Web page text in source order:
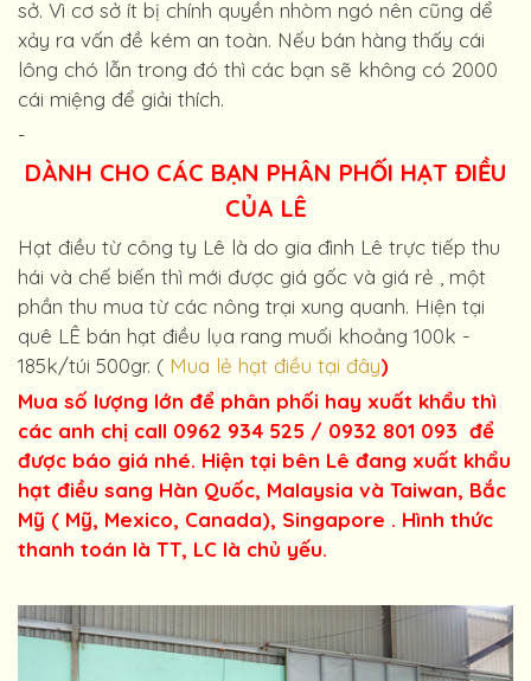
sở. Vì cơ sở ít bị chính quyền nhòm ngó nên cũng dể
xảy ra vấn đề kém an toàn. Nếu bán hàng thấy cái
lông chó lẫn trong đó thì các bạn sẽ không có 2000
cái miệng để giải thích.
-
DÀNH CHO CÁC BẠN PHÂN PHỐI HẠT ĐIỀU
CỦA LÊ
Hạt điều từ công ty Lê là do gia đình Lê trực tiếp thu
hái và chế biến thì mới được giá gốc và giá rẻ , một
phần thu mua từ các nông trại xung quanh. Hiện tại
quê LÊ bán hạt điều lụa rang muối khoảng 100k -
185k/túi 500gr. ( Mua lẻ hạt điều tại đây)
Mua số lượng lớn để phân phối hay xuất khẩu thì
các anh chị call 0962 934 525 / 0932 801 093 để
được báo giá nhé. Hiện tại bên Lê đang xuất khẩu
hạt điều sang Hàn Quốc, Malaysia và Taiwan, Bắc
Mỹ ( Mỹ, Mexico, Canada), Singapore . Hình thức
thanh toán là TT, LC là chủ yếu.